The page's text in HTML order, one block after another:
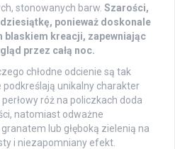
stonowanych barw. Szarości,
ponieważ doskonale
blaskiem kreacji, zapewniając
przez całą noc.
chłodne odcienie są tak
unikalny charakter
róż na policzkach doda
natomiast odważne
lub głęboką zielenią na
i niezapomniany efekt.